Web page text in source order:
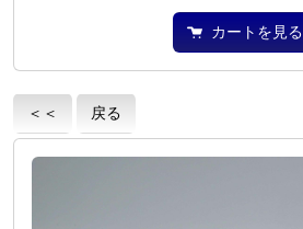
カートを見る
＜＜ 戻る